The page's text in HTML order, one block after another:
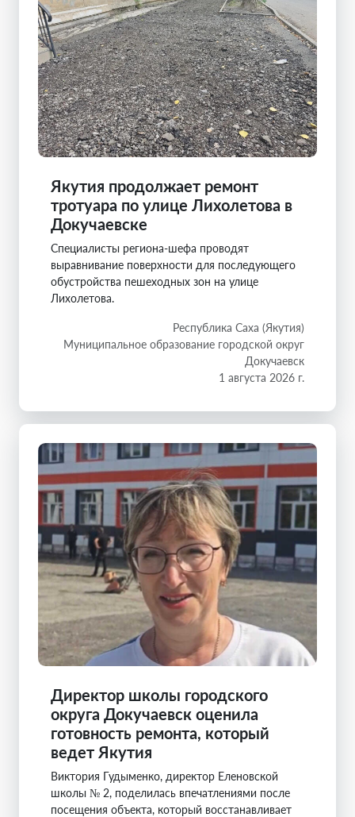
Якутия продолжает ремонт
тротуара по улице Лихолетова в
Докучаевске
Специалисты региона-шефа проводят
выравнивание поверхности для последующего
обустройства пешеходных зон на улице
Лихолетова.
Республика Саха (Якутия)
Муниципальное образование городской округ
Докучаевск
1 августа 2026 г.
Директор школы городского
округа Докучаевск оценила
готовность ремонта, который
ведет Якутия
Виктория Гудыменко, директор Еленовской
школы № 2, поделилась впечатлениями после
посещения объекта, который восстанавливает